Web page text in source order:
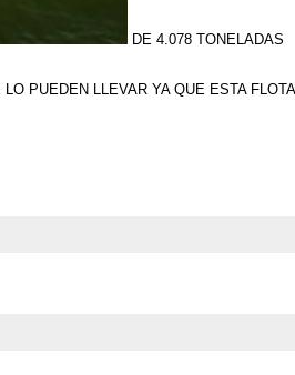
DE 4.078 TONELADAS
PUEDEN LLEVAR YA QUE ESTA